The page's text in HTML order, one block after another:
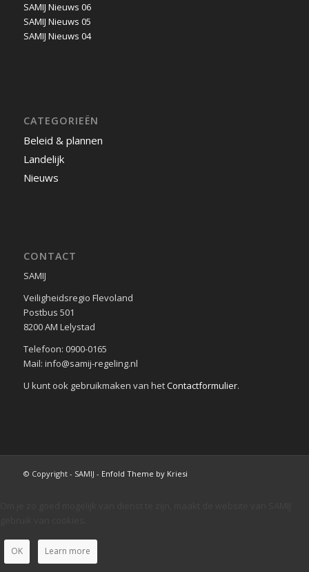
SAMIJ Nieuws 06
SAMIJ Nieuws 05
SAMIJ Nieuws 04
CATEGORIEËN
Beleid & plannen
Landelijk
Nieuws
CONTACT
SAMIJ
Veiligheidsregio Flevoland
Postbus 501
8200 AM Lelystad
Telefoon: 0900-0165
Mail: info@samij-regeling.nl
U kunt ook gebruikmaken van hetContactformulier.
© Copyright - SAMIJ - Enfold Theme by Kriesi
OK Learn more